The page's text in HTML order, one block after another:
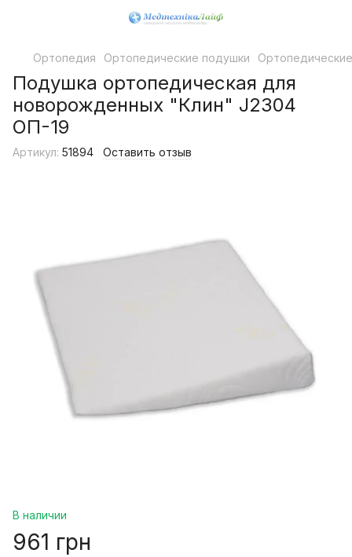
Ортопедия Ортопедические подушки
Подушка ортопедическая для
новорожденных "Клин" J2304
ОП-19
Артикул: 51894 Оставить отзыв
В наличии
961 грн